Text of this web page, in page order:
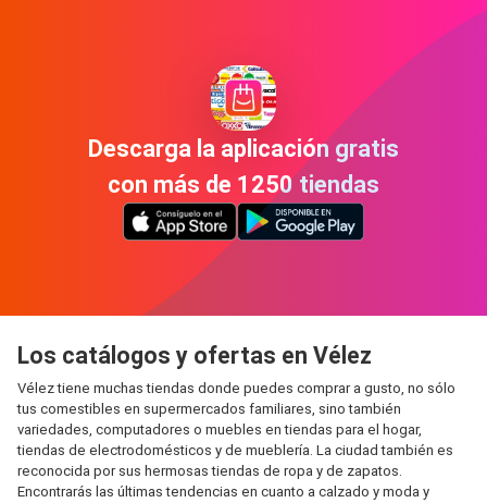
Descarga la aplicación gratis
con más de 1250 tiendas
Los catálogos y ofertas en Vélez
Vélez tiene muchas tiendas donde puedes comprar a gusto, no sólo
tus comestibles en supermercados familiares, sino también
variedades, computadores o muebles en tiendas para el hogar,
tiendas de electrodomésticos y de mueblería. La ciudad también es
reconocida por sus hermosas tiendas de ropa y de zapatos.
Encontrarás las últimas tendencias en cuanto a calzado y moda y